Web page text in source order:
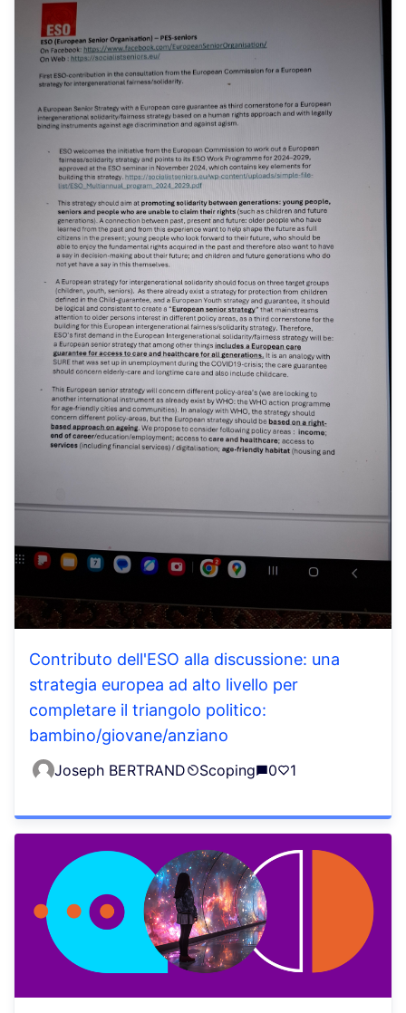
Contributo dell'ESO alla discussione: una
strategia europea ad alto livello per
completare il triangolo politico:
bambino/giovane/anziano
Joseph BERTRAND Scoping 0 1